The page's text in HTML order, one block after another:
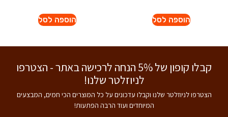
הוספה לסל הוספה לסל
קבלו קופון של 5% הנחה לרכישה באתר - הצטרפו
לניוזלטר שלנו!
הצטרפו לניוזלטר שלנו וקבלו עדכונים על כל המוצרים הכי חמים, המבצעים
המיוחדים ועוד הרבה הפתעות!